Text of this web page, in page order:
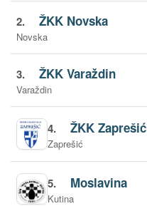
2. ŽKK Novska
Novska
3. ŽKK Varaždin
Varaždin
4. ŽKK Zaprešić
Zaprešić
5. Moslavina
Kutina